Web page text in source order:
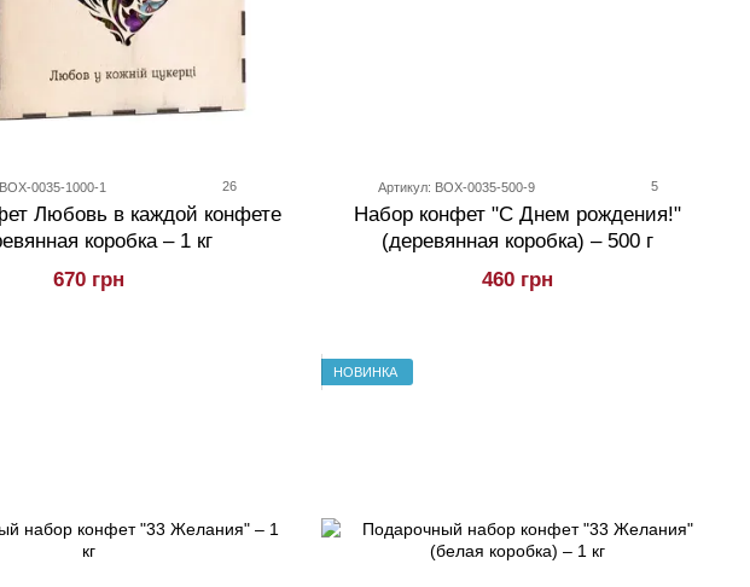
0035-1000-1 26
Любовь в каждой конфете
коробка – 1 кг
670 грн
Артикул: BOX-0035-500-9 5
Набор конфет "С Днем рождения!"
(деревянная коробка) – 500 г
460 грн
НОВИНКА